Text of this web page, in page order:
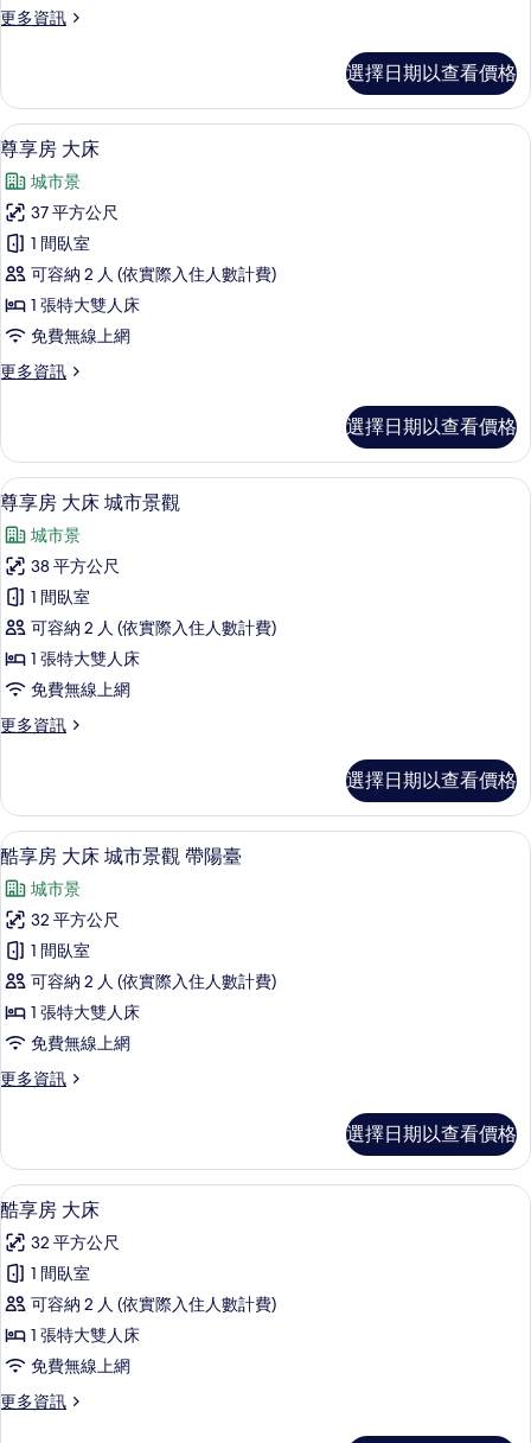
相
的
有
片
更多資訊
更
(Essential)
的
詳
情
選擇日期以查看價格
顯
示
尊
享
房
大
床
的
所
相
片
高級寢具、羽絨被、迷你吧、客房內保
21
尊享房 大床
城市景
37 平方公尺
1 間臥室
可容納 2 人 (依實際入住人數計費)
1 張特大雙人床
免費無線上網
更多資訊
更
房
大
床
的
詳
情
選擇日期以查看價格
顯
示
尊
享
房
大
床
城
市
觀
的
所
有
相
片
高級寢具、羽絨被、迷你吧、客房內保
16
尊享房 大床 城市景觀
城市景
38 平方公尺
1 間臥室
可容納 2 人 (依實際入住人數計費)
1 張特大雙人床
免費無線上網
更多資訊
更
房
大
床
城
市
景
觀
的
詳
情
選擇日期以查看價格
顯
示
酷
享
房
大
床
城
市
觀
帶
陽
臺
的
所
有
相
片
高級寢具、羽絨被、迷你吧、客房內保
16
酷享房 大床 城市景觀 帶陽臺
城市景
32 平方公尺
1 間臥室
可容納 2 人 (依實際入住人數計費)
1 張特大雙人床
免費無線上網
更多資訊
更
房
大
床
城
市
景
帶
陽
臺
的
詳
選擇日期以查看價格
顯
示
酷
享
房
大
床
的
高級寢具、羽絨被、迷你吧、客房內保
18
酷享房 大床
32 平方公尺
1 間臥室
可容納 2 人 (依實際入住人數計費)
1 張特大雙人床
免費無線上網
更多資訊
更